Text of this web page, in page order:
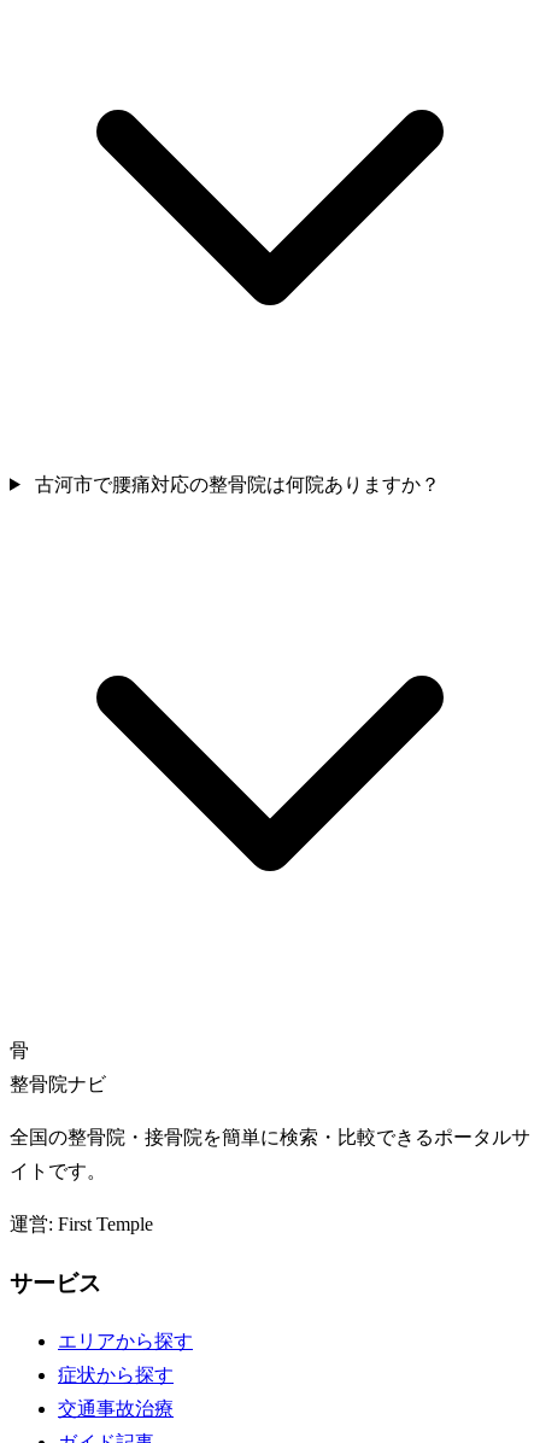
古河市で腰痛対応の整骨院は何院ありますか？
骨
整骨院ナビ
全国の整骨院・接骨院を簡単に検索・比較できるポータルサ
イトです。
運営: First Temple
サービス
エリアから探す
症状から探す
交通事故治療